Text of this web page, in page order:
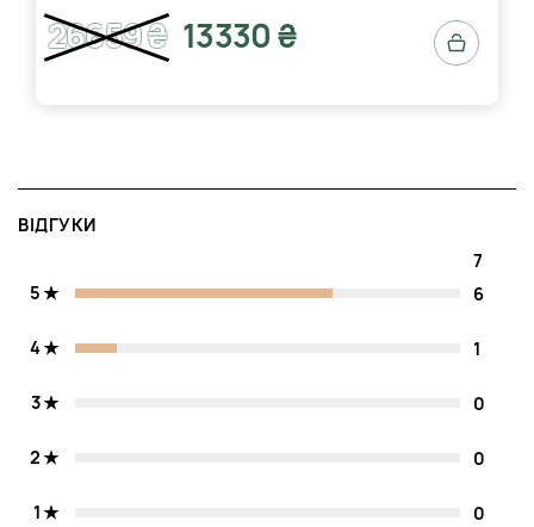
Етичні та сталі практики : Продукт
не
тестується на тваринах і упакований у матеріали, що
компонентів і продовжити термін служби продукту.
26659 ₴ 13330 ₴
ВІДГУКИ
7
5
6
4 1
3 0
2 0
1 0